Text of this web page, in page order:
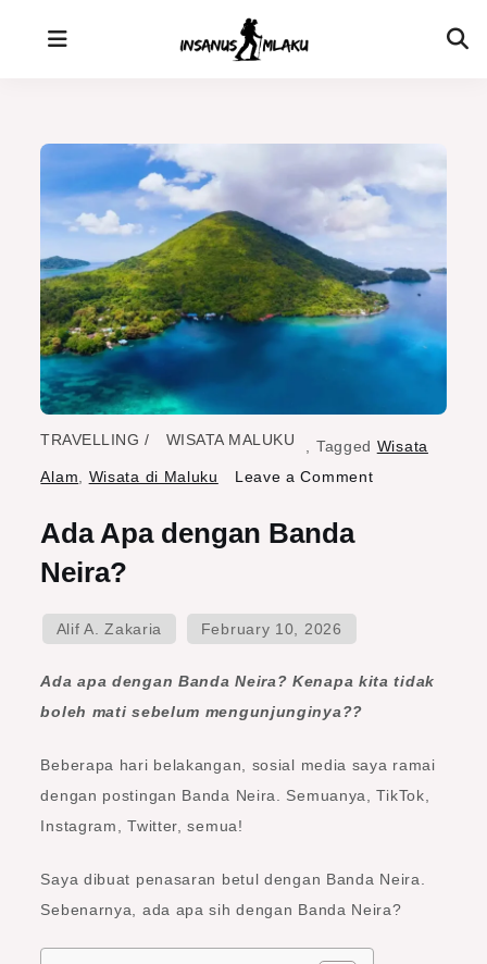
TRAVELLING WISATA MALUKU Tagged Wisata
Alam
Wisata di Maluku Leave a Commenton
Ada Apa dengan Banda
Neira?
Ada apa dengan Banda Neira? Kenapa kita tidak
boleh mati sebelum mengunjunginya??
Beberapa hari belakangan, sosial media saya ramai
dengan postingan Banda Neira. Semuanya, TikTok,
Instagram, Twitter, semua!
Saya dibuat penasaran betul dengan Banda Neira.
Sebenarnya, ada apa sih dengan Banda Neira?